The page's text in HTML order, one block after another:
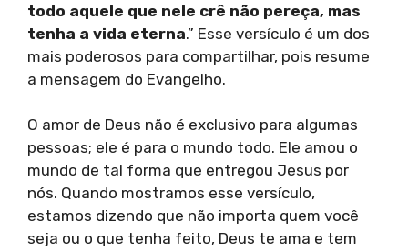
todo aquele que nele crê não pereça, mas
tenha a vida eterna.” Esse versículo é um dos
mais poderosos para compartilhar, pois resume
a mensagem do Evangelho.
O amor de Deus não é exclusivo para algumas
pessoas; ele é para o mundo todo. Ele amou o
mundo de tal forma que entregou Jesus por
nós. Quando mostramos esse versículo,
estamos dizendo que não importa quem você
seja ou o que tenha feito, Deus te ama e tem